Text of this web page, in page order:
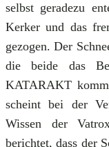
selbst geradezu
Kerker und das
gezogen. Der
die beide das
KATARAKT
scheint bei der
Wissen der
berichtet, dass der